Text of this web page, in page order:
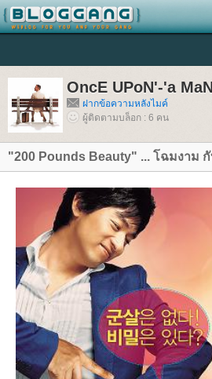
OncE UPoN'-'a MaN
ฝากข้อความหลังไมค์
ผู้ติดตามบล็อก : 6 คน
"200 Pounds Beauty" ... โฉมงาม